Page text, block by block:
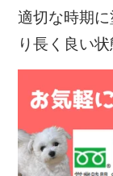
適切な時期
り長く良い